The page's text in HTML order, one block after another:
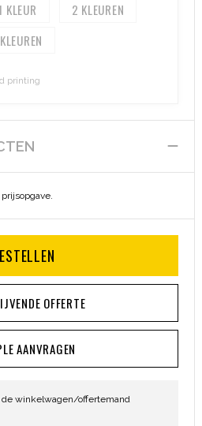
2
printing
OFFERTE
AANVRAGEN
winkelwagen/offertemand